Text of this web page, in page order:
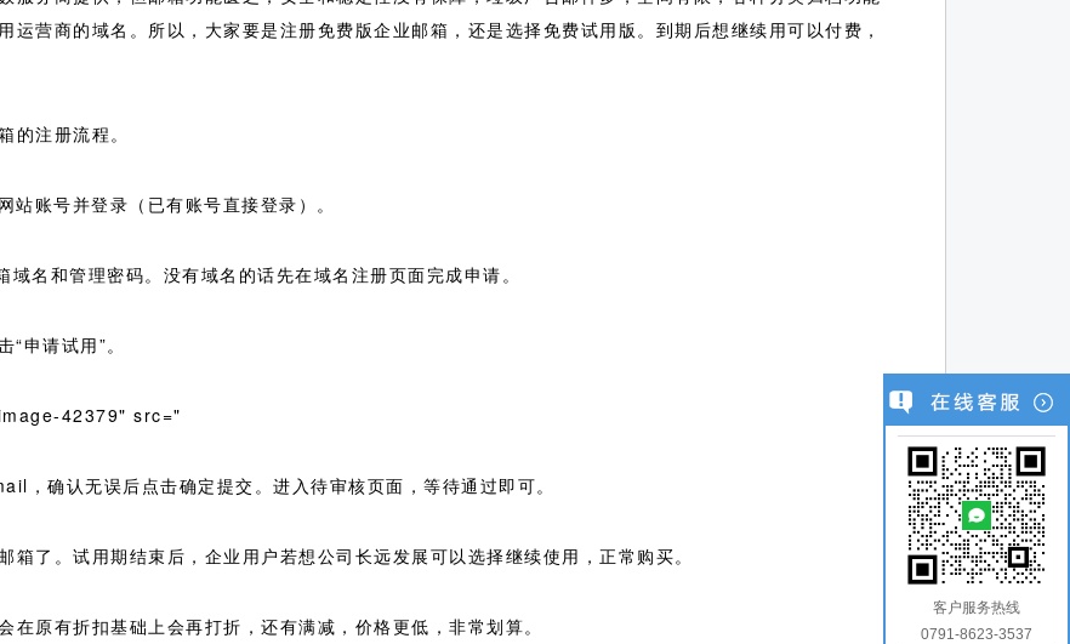
运营商的域名。所以，大家要是注册免费版企业邮箱，还是选择免费试用版。到期后想继续用可以付费，
的注册流程。
账号并登录（已有账号直接登录）。
名和管理密码。没有域名的话先在域名注册页面完成申请。
申请试用”。
42379" src="
，确认无误后点击确定提交。进入待审核页面，等待通过即可。
了。试用期结束后，企业用户若想公司长远发展可以选择继续使用，正常购买。
原有折扣基础上会再打折，还有满减，价格更低，非常划算。
客户服务热线
0791-8623-3537